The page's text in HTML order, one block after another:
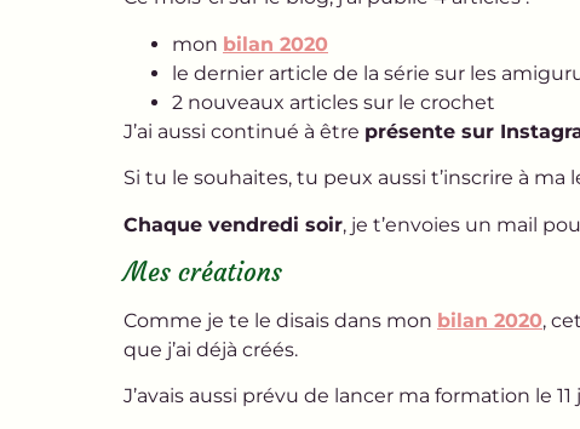
mon bilan 2020
le dernier article de la série sur les
2 nouveaux articles sur le crochet
J’ai aussi continué à être présente sur
Si tu le souhaites, tu peux aussi t’inscrire à ma
Chaque vendredi soir, je t’envoies un mail
Mes créations
Comme je te le disais dans mon bilan 2020,
que j’ai déjà créés.
J’avais aussi prévu de lancer ma formation le